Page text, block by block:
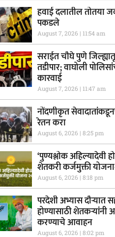
हवाई दलातील तोतया
पकडले
August 7, 2026 11:54 am
सराईत चौघे पुणे
तडीपार; वाघोली
कारवाई
August 7, 2026 11:47 am
नोंदणीकृत
रेतन करा
August 6, 2026 8:25 pm
‘पुण्यश्लोक अहिल्यादेवी
शेतकरी कर्जमुक्ती
August 6, 2026 8:18 pm
परदेशी अभ्यास दौऱ्यात
होण्यासाठी शेतकऱ्यांनी
करण्याचे आवाहन
August 6, 2026 8:02 pm